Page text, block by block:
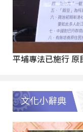
平埔專法已施行
文化小辭典